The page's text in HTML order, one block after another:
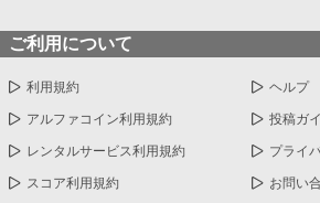
ご利用について
利用規約 ヘルプ
アルファコイン利用規約 投稿ガ
レンタルサービス利用規約 プライ
スコア利用規約 お問い